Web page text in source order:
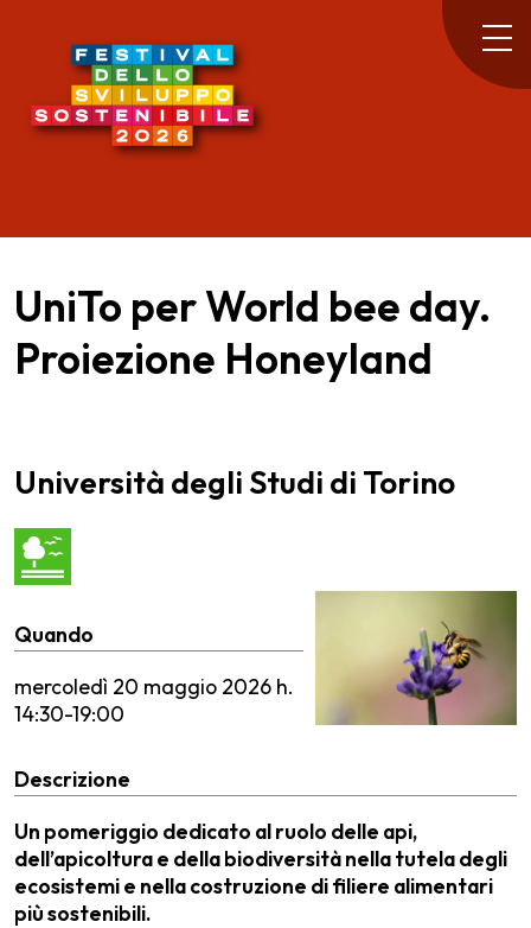
UniTo per World bee day.
Proiezione Honeyland
Università degli Studi di Torino
Quando
mercoledì 20 maggio 2026 h.
14:30-19:00
Descrizione
Un pomeriggio dedicato al ruolo delle api,
dell’apicoltura e della biodiversità nella tutela degli
ecosistemi e nella costruzione di filiere alimentari
più sostenibili.